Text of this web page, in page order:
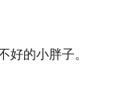
好的小胖子。